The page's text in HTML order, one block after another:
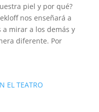
piel y por qué?
nos enseñará a
mirar a los demás y
diferente. Por